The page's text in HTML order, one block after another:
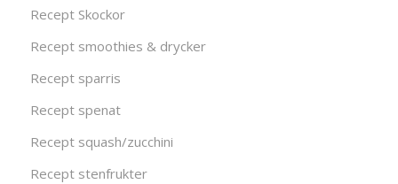
Recept Skockor
Recept smoothies & drycker
Recept sparris
Recept spenat
Recept squash/zucchini
Recept stenfrukter